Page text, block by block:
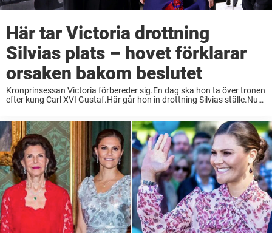
Här tar Victoria drottning
Silvias plats – hovet förklarar
orsaken bakom beslutet
Kronprinsessan Victoria förbereder sig.En dag ska hon ta över tronen
efter kung Carl XVI Gustaf.Här går hon in drottning Silvias ställe.Nu